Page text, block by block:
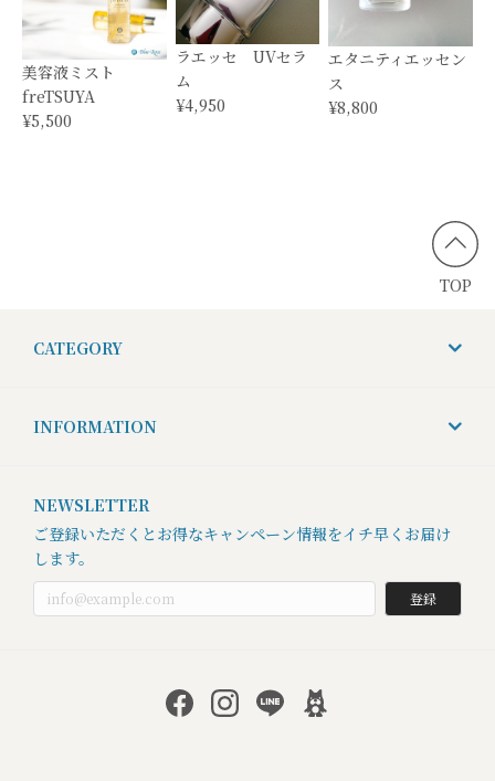
美容液ミスト
freTSUYA
¥5,500
ラエッセ UVセラ
ム
¥4,950
エタニティエッセン
ス
¥8,800
TOP
CATEGORY
INFORMATION
NEWSLETTER
ご登録いただくとお得なキャンペーン情報をイチ早くお届け
します。
登録